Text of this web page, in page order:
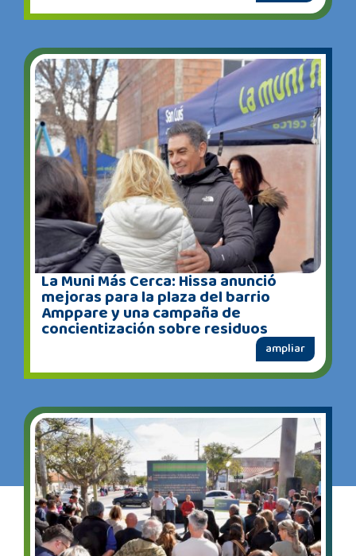
La Muni Más Cerca: Hissa anunció
mejoras para la plaza del barrio
Amppare y una campaña de
concientización sobre residuos
ampliar